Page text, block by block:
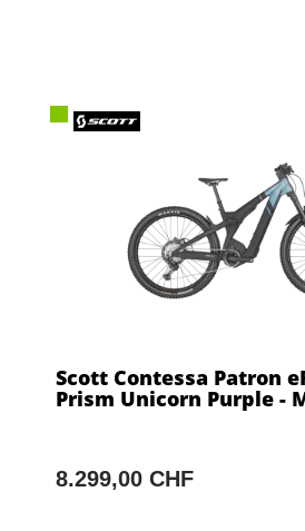
Scott Contessa Patron
Prism Unicorn Purple -
8.299,00 CHF